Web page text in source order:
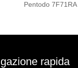
Pentodo 7F71RA
rapida